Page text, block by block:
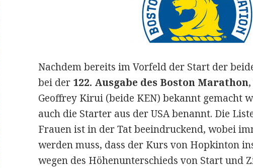
Nachdem bereits im Vorfeld der Start der
bei der 122. Ausgabe des Boston Marathon
Geoffrey Kirui (beide KEN) bekannt gemacht
auch die Starter aus der USA benannt. Die
Frauen ist in der Tat beeindruckend, wobei
werden muss, dass der Kurs von Hopkinton
wegen des Höhenunterschieds von Start und